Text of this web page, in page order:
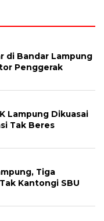
di Bandar Lampung
Penggerak
Lampung Dikuasai
Tak Beres
Tiga
Kantongi SBU